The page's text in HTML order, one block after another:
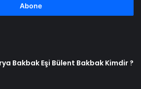
Bakbak Eşi Bülent Bakbak Kimdir ?